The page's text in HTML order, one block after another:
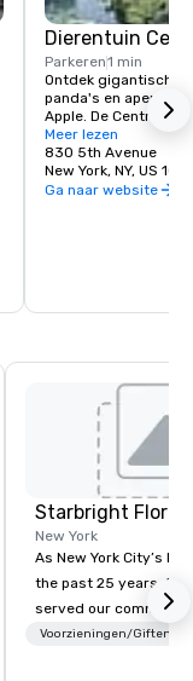
Dierentuin
Parkeren1 min
Ontdek gigantische
panda's en apen in
Apple. De Central
dan 130 soorten van
Maak een wandeling
verschillende
hun natuurlijke
Meer lezen
830 5th Avenue
New York, NY, US
Ga naar website
Starbright Floral
New York
As New York City’s
the past 25 years,
served our
honor. We offer
Voorzieningen/Giften